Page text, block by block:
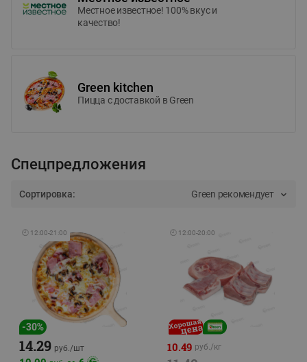
Местное известное! 100% вкус и
качество!
Green kitchen
Пицца c доставкой в Green
Спецпредложения
Сортировка: Green рекомендует
🕘 12:00-21:00
-30%
14.29 руб./шт
🕘 12:00-20:00
10.49 руб./кг